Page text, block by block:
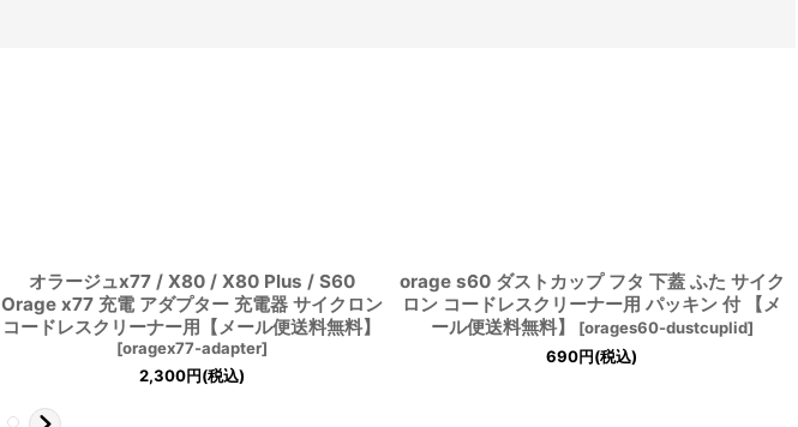
オラージュx77 / X80 / X80 Plus / S60
Orage x77 充電 アダプター 充電器 サイクロン
コードレスクリーナー用【メール便送料無料】
[oragex77-adapter]
2,300円(税込)
orage s60 ダストカップ フタ 下蓋 ふた サイク
ロン コードレスクリーナー用 パッキン 付 【メ
ール便送料無料】
[orages60-dustcuplid]
690円(税込)